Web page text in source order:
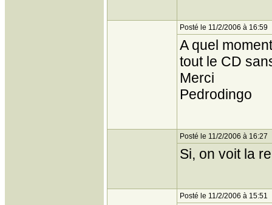
Posté le 11/2/2006 à 16:59
A quel
tout le CD
Merci
Pedrodingo
Posté le 11/2/2006 à 16:27
Si, on voit la
Posté le 11/2/2006 à 15:51